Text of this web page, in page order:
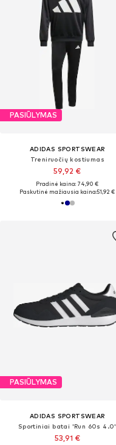
PASIŪLYMAS
ADIDAS SPORTSWEAR
Treniruočių kostiumas
59,92 €
Pradinė kaina: 74,90 €
Paskutinė mažiausia kaina:51,92 €
PASIŪLYMAS
ADIDAS SPORTSWEAR
Sportiniai batai 'Run 60s 4.0'
53,91 €